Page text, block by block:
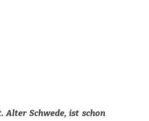
Alter Schwede, ist schon